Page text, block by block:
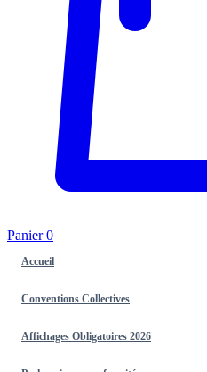
Panier0
Accueil
Conventions Collectives
Affichages Obligatoires 2026